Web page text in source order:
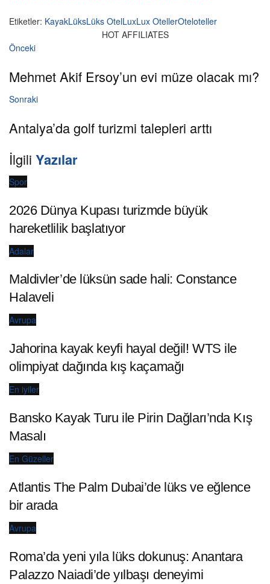
Etiketler: KayakLüksLüks OtelLuxLux OtellerOteloteller
HOT AFFILIATES
Önceki
Mehmet Akif Ersoy’un evi müze olacak mı?
Sonraki
Antalya’da golf turizmi talepleri arttı
İlgili Yazılar
Spor
2026 Dünya Kupası turizmde büyük
hareketlilik başlatıyor
Adalar
Maldivler’de lüksün sade hali: Constance
Halaveli
Avrupa
Jahorina kayak keyfi hayal değil! WTS ile
olimpiyat dağında kış kaçamağı
En iyiler
Bansko Kayak Turu ile Pirin Dağları’nda Kış
Masalı
En Güzeller
Atlantis The Palm Dubai’de lüks ve eğlence
bir arada
Avrupa
Roma’da yeni yıla lüks dokunuş: Anantara
Palazzo Naiadi’de yılbaşı deneyimi